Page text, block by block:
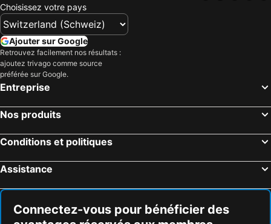
Choisissez votre pays
Ajouter sur Google
Retrouvez facilement nos résultats :
ajoutez trivago comme source
préférée sur Google.
Entreprise
Nos produits
Conditions et politiques
Assistance
Connectez-vous pour bénéficier des